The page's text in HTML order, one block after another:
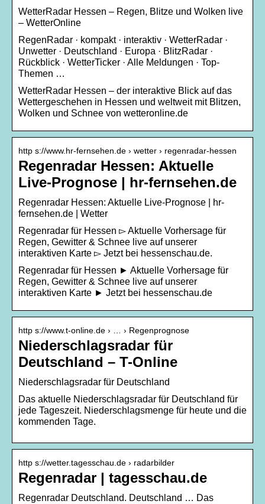
WetterRadar Hessen – Regen, Blitze und Wolken live
– WetterOnline
RegenRadar · kompakt · interaktiv · WetterRadar ·
Unwetter · Deutschland · Europa · BlitzRadar ·
Rückblick · WetterTicker · Alle Meldungen · Top-
Themen …
WetterRadar Hessen – der interaktive Blick auf das
Wettergeschehen in Hessen und weltweit mit Blitzen,
Wolken und Schnee von wetteronline.de
http s://www.hr-fernsehen.de › wetter › regenradar-hessen
Regenradar Hessen: Aktuelle
Live-Prognose | hr-fernsehen.de
Regenradar Hessen: Aktuelle Live-Prognose | hr-
fernsehen.de | Wetter
Regenradar für Hessen ▻ Aktuelle Vorhersage für
Regen, Gewitter & Schnee live auf unserer
interaktiven Karte ▻ Jetzt bei hessenschau.de.
Regenradar für Hessen ► Aktuelle Vorhersage für
Regen, Gewitter & Schnee live auf unserer
interaktiven Karte ► Jetzt bei hessenschau.de
http s://www.t-online.de › … › Regenprognose
Niederschlagsradar für
Deutschland – T-Online
Niederschlagsradar für Deutschland
Das aktuelle Niederschlagsradar für Deutschland für
jede Tageszeit. Niederschlagsmenge für heute und die
kommenden Tage.
http s://wetter.tagesschau.de › radarbilder
Regenradar | tagesschau.de
Regenradar Deutschland. Deutschland … Das